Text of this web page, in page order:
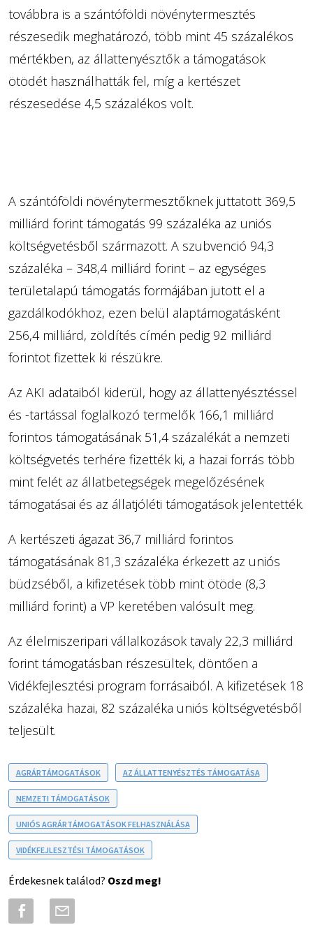
továbbra is a szántóföldi növénytermesztés
részesedik meghatározó, több mint 45 százalékos
mértékben, az állattenyésztők a támogatások
ötödét használhatták fel, míg a kertészet
részesedése 4,5 százalékos volt.
A szántóföldi növénytermesztőknek juttatott 369,5
milliárd forint támogatás 99 százaléka az uniós
költségvetésből származott. A szubvenció 94,3
százaléka – 348,4 milliárd forint – az egységes
területalapú támogatás formájában jutott el a
gazdálkodókhoz, ezen belül alaptámogatásként
256,4 milliárd, zöldítés címén pedig 92 milliárd
forintot fizettek ki részükre.
Az AKI adataiból kiderül, hogy az állattenyésztéssel
és -tartással foglalkozó termelők 166,1 milliárd
forintos támogatásának 51,4 százalékát a nemzeti
költségvetés terhére fizették ki, a hazai forrás több
mint felét az állatbetegségek megelőzésének
támogatásai és az állatjóléti támogatások jelentették.
A kertészeti ágazat 36,7 milliárd forintos
támogatásának 81,3 százaléka érkezett az uniós
büdzséből, a kifizetések több mint ötöde (8,3
milliárd forint) a VP keretében valósult meg.
Az élelmiszeripari vállalkozások tavaly 22,3 milliárd
forint támogatásban részesültek, döntően a
Vidékfejlesztési program forrásaiból. A kifizetések 18
százaléka hazai, 82 százaléka uniós költségvetésből
teljesült.
AGRÁRTÁMOGATÁSOK AZ ÁLLATTENYÉSZTÉS TÁMOGATÁSA
NEMZETI TÁMOGATÁSOK
UNIÓS AGRÁRTÁMOGATÁSOK FELHASZNÁLÁSA
VIDÉKFEJLESZTÉSI TÁMOGATÁSOK
Érdekesnek találod? Oszd meg!